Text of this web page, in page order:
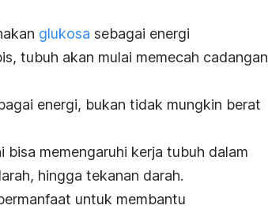
glukosa sebagai energi
tubuh akan mulai memecah cadangan
energi, bukan tidak mungkin berat
bisa memengaruhi kerja tubuh dalam
hingga tekanan darah.
untuk membantu